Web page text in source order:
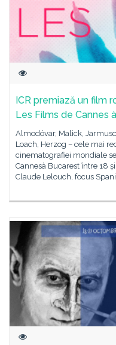
ICR premiază un film
Les Films de Cannes
Almodóvar, Malick,
Loach, Herzog – cele mai
cinematografiei mondiale
Cannesà Bucarest între 18
Claude Lelouch, focus